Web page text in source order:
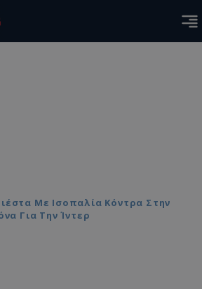
Με Ισοπαλία Κόντρα Στην
Για Την Ίντερ